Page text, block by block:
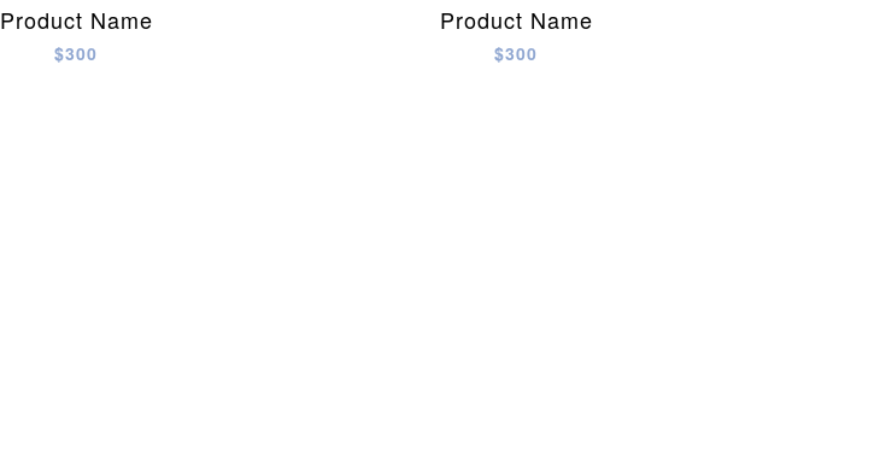
Product Name
$300
Product Name
$300